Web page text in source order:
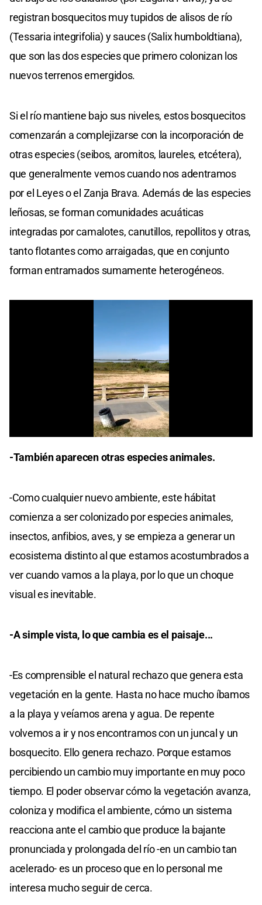
registran bosquecitos muy tupidos de alisos de río
(Tessaria integrifolia) y sauces (Salix humboldtiana),
que son las dos especies que primero colonizan los
nuevos terrenos emergidos.
Si el río mantiene bajo sus niveles, estos bosquecitos
comenzarán a complejizarse con la incorporación de
otras especies (seibos, aromitos, laureles, etcétera),
que generalmente vemos cuando nos adentramos
por el Leyes o el Zanja Brava. Además de las especies
leñosas, se forman comunidades acuáticas
integradas por camalotes, canutillos, repollitos y otras,
tanto flotantes como arraigadas, que en conjunto
forman entramados sumamente heterogéneos.
of
-También aparecen otras especies animales.
-Como cualquier nuevo ambiente, este hábitat
comienza a ser colonizado por especies animales,
insectos, anfibios, aves, y se empieza a generar un
ecosistema distinto al que estamos acostumbrados a
ver cuando vamos a la playa, por lo que un choque
visual es inevitable.
-A simple vista, lo que cambia es el paisaje...
-Es comprensible el natural rechazo que genera esta
vegetación en la gente. Hasta no hace mucho íbamos
a la playa y veíamos arena y agua. De repente
volvemos a ir y nos encontramos con un juncal y un
bosquecito. Ello genera rechazo. Porque estamos
percibiendo un cambio muy importante en muy poco
tiempo. El poder observar cómo la vegetación avanza,
coloniza y modifica el ambiente, cómo un sistema
reacciona ante el cambio que produce la bajante
pronunciada y prolongada del río -en un cambio tan
acelerado- es un proceso que en lo personal me
interesa mucho seguir de cerca.